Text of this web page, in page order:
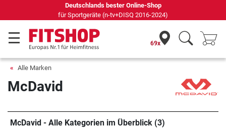
Deutschlands bester Online-Shop
für Sportgeräte (n-tv+DISQ 2016-2024)
69x
Alle Marken
McDavid
McDavid - Alle Kategorien im Überblick (3)